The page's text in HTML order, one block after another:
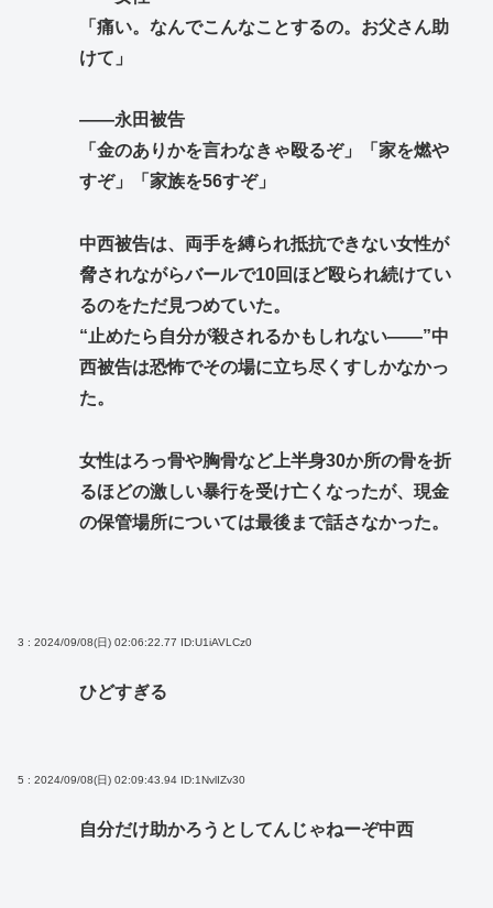
「痛い。なんでこんなことするの。お父さん助
けて」
――永田被告
「金のありかを言わなきゃ殴るぞ」「家を燃や
すぞ」「家族を56すぞ」
中西被告は、両手を縛られ抵抗できない女性が
脅されながらバールで10回ほど殴られ続けてい
るのをただ見つめていた。
“止めたら自分が殺されるかもしれない――”中
西被告は恐怖でその場に立ち尽くすしかなかっ
た。
女性はろっ骨や胸骨など上半身30か所の骨を折
るほどの激しい暴行を受け亡くなったが、現金
の保管場所については最後まで話さなかった。
3 : 2024/09/08(日) 02:06:22.77 ID:U1iAVLCz0
ひどすぎる
5 : 2024/09/08(日) 02:09:43.94 ID:1NvlIZv30
自分だけ助かろうとしてんじゃねーぞ中西